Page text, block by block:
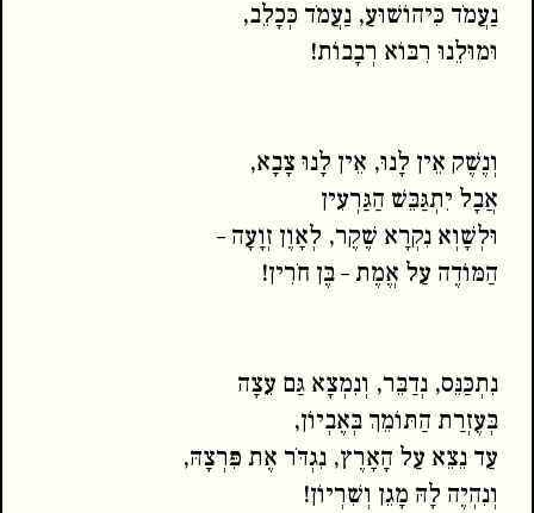
נַעֲמֹד כִּיהוֹשׁוּעַ, נַעֲמֹד כְּכָלֵב,
וּמוּלֵנוּ רִבּוֹא רְבָבוֹת!
וְנֶשֶׁק אֵין לָנוּ, אֵין לָנוּ צָבָא,
אֲבָל יִתְגַּבֵּשׁ הַגַּרְעִין
וּלְשָׁוְא נִקְרָא שֶׁקֶר, לְאָוֶן זְוָעָה –
הַמּוֹדֶה עַל אֱמֶת – בֶּן חֹרִין!
נִתְכַּנֵּס, נְדַבֵּר, וְנִמְצָא גַּם עֵצָה
בְּעֶזְרַת הַתּוֹמֵךְ בְּאֶבְיוֹן,
עַד נֵצֵא עַל הָאָרֶץ, נִגְדֹּר אֶת פִּרְצָהּ,
וְנִהְיֶה לָהּ מָגֵן וְשִׁרְיוֹן!